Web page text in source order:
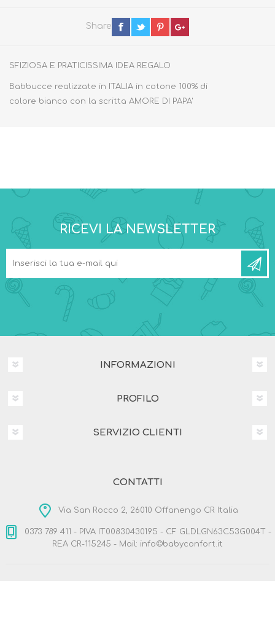
Share
SFIZIOSA E PRATICISSIMA IDEA REGALO
Babbucce realizzate in ITALIA in cotone 100% di
colore bianco con la scritta AMORE DI PAPA'
RICEVI LA NEWSLETTER
INFORMAZIONI
PROFILO
SERVIZIO CLIENTI
CONTATTI
Via San Rocco 2, 26010 Offanengo CR Italia
0373 789 411 - PIVA IT00830430195 - CF GLDLGN63C53G004T -
REA CR-115245 - Mail: info©babyconfort.it